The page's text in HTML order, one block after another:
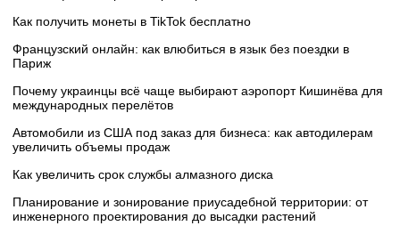
Как получить монеты в TikTok бесплатно
Французский онлайн: как влюбиться в язык без поездки в
Париж
Почему украинцы всё чаще выбирают аэропорт Кишинёва для
международных перелётов
Автомобили из США под заказ для бизнеса: как автодилерам
увеличить объемы продаж
Как увеличить срок службы алмазного диска
Планирование и зонирование приусадебной территории: от
инженерного проектирования до высадки растений